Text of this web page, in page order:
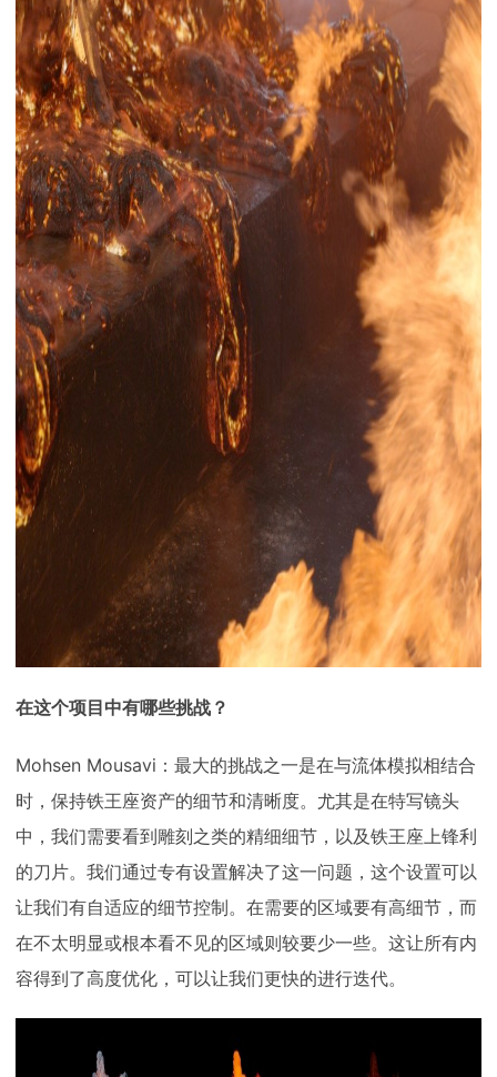
在这个项目中有哪些挑战？
Mohsen Mousavi：最大的挑战之一是在与流体模拟相结合
时，保持铁王座资产的细节和清晰度。尤其是在特写镜头
中，我们需要看到雕刻之类的精细细节，以及铁王座上锋利
的刀片。我们通过专有设置解决了这一问题，这个设置可以
让我们有自适应的细节控制。在需要的区域要有高细节，而
在不太明显或根本看不见的区域则较要少一些。这让所有内
容得到了高度优化，可以让我们更快的进行迭代。